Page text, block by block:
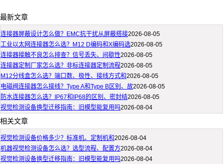
最新文章
连接器屏蔽设计怎么做？EMC抗干扰从屏蔽搭接2026-08-05
工业以太网连接器怎么选？M12 D编码和X编码选2026-08-05
连接器接触不良怎么排查？信号丢失、间歇性2026-08-05
连接器定制厂家怎么选？非标连接器定制流程2026-08-05
M12分线盒怎么选？端口数、极性、接线方式和2026-08-05
电磁阀连接器怎么接线？Type A和Type B区别、故2026-08-05
防水连接器怎么选？IP67和IP68的区别、密封结2026-08-05
视觉检测设备换型迁移指南：旧模型能复用吗2026-08-04
相关文章
视觉检测设备价格多少？标准机、定制机和2026-08-04
机器视觉检测设备怎么选？选型流程、配置方2026-08-04
视觉检测设备换型迁移指南：旧模型能复用吗2026-08-04